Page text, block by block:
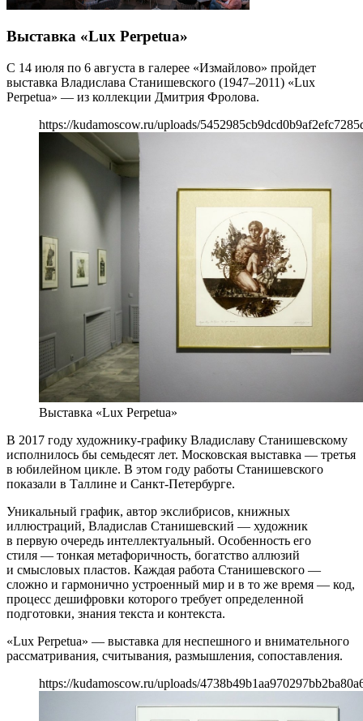
Выставка «Lux Perpetua»
С 14 июля по 6 августа в галерее «Измайлово» пройдет
выставка Владислава Станишевского (1947–2011) «Lux
Perpetua» — из коллекции Дмитрия Фролова.
https://kudamoscow.ru/uploads/
Выставка «Lux Perpetua»
В 2017 году художнику-графику Владиславу Станишевскому
исполнилось бы семьдесят лет. Московская выставка — третья
в юбилейном цикле. В этом году работы Станишевского
показали в Таллине и Санкт-Петербурге.
Уникальный график, автор экслибрисов, книжных
иллюстраций, Владислав Станишевский — художник
в первую очередь интеллектуальный. Особенность его
стиля — тонкая метафоричность, богатство аллюзий
и смысловых пластов. Каждая работа Станишевского —
сложно и гармонично устроенный мир и в то же время — код,
процесс дешифровки которого требует определенной
подготовки, знания текста и контекста.
«Lux Perpetua» — выставка для неспешного и внимательного
рассматривания, считывания, размышления, сопоставления.
https://kudamoscow.ru/uploads/